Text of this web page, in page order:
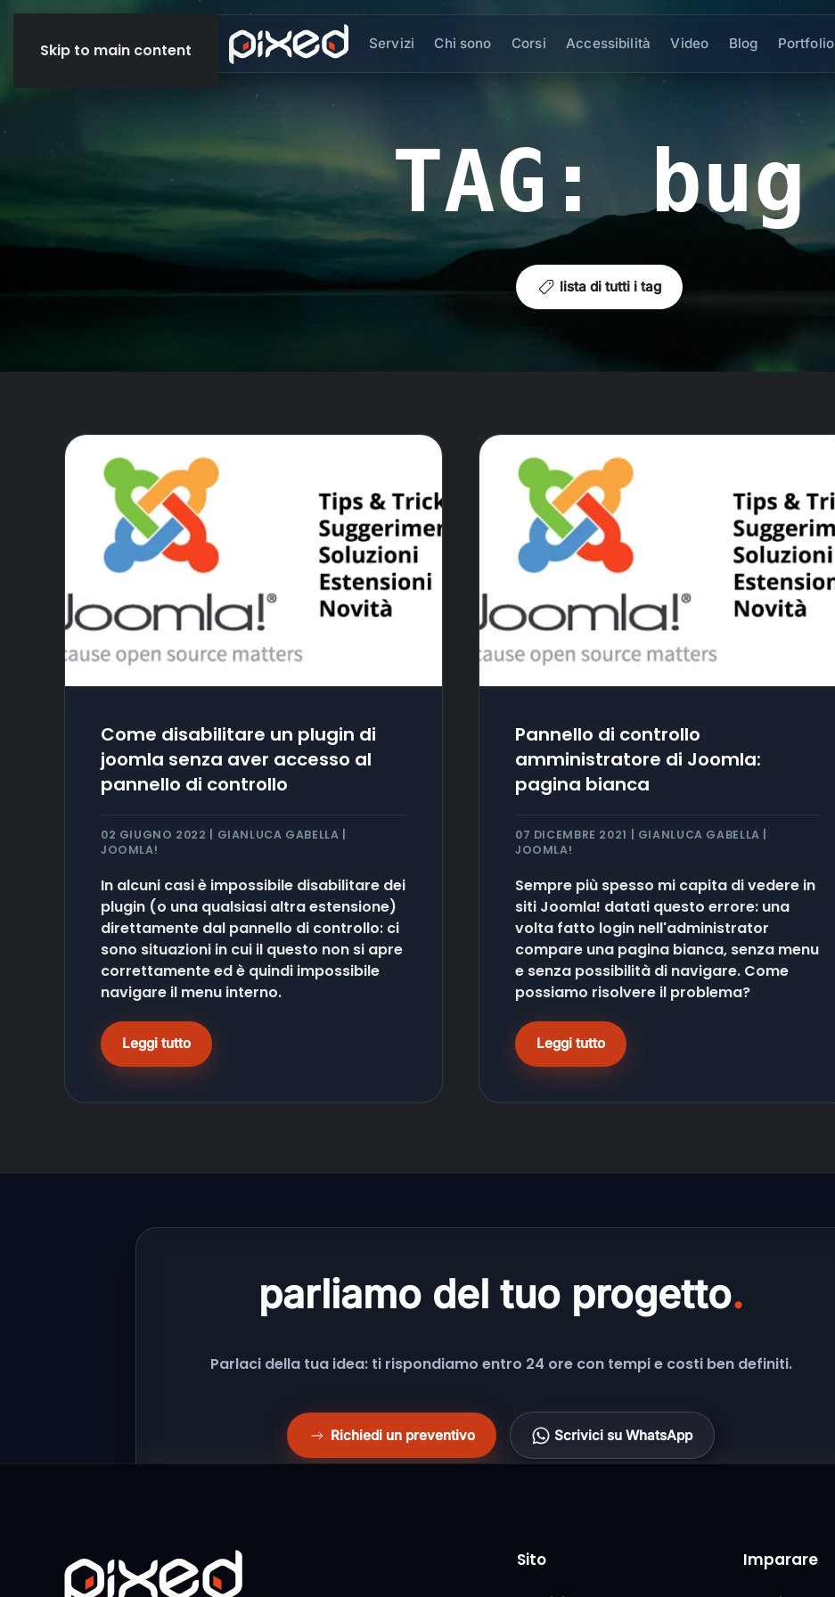
Skip to main content Servizi Chi sono Corsi Accessibilità Video Blog Portfolio
TAG: bug
lista di tutti i tag
Come disabilitare un plugin di
joomla senza aver accesso al
pannello di controllo
02 GIUGNO 2022 | GIANLUCA GABELLA |
JOOMLA!
In alcuni casi è impossibile disabilitare dei
plugin (o una qualsiasi altra estensione)
direttamente dal pannello di controllo: ci
sono situazioni in cui il questo non si apre
correttamente ed è quindi impossibile
navigare il menu interno.
Leggi tutto
Pannello di controllo
amministratore di Joomla:
pagina bianca
07 DICEMBRE 2021 | GIANLUCA GABELLA |
JOOMLA!
Sempre più spesso mi capita di vedere in
siti Joomla! datati questo errore: una
volta fatto login nell'administrator
compare una pagina bianca, senza menu
e senza possibilità di navigare. Come
possiamo risolvere il problema?
Leggi tutto
parliamo del tuo progetto.
Parlaci della tua idea: ti rispondiamo entro 24 ore con tempi e costi ben definiti.
Richiedi un preventivo Scrivici su WhatsApp
Sito Imparare